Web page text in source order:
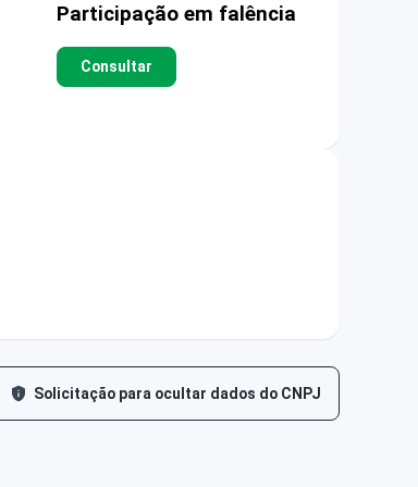
Participação em falência
Consultar
Solicitação para ocultar dados do CNPJ